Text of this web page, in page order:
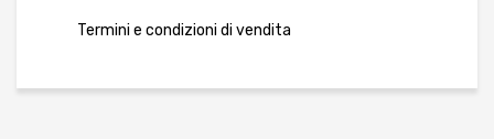
Termini e condizioni di vendita